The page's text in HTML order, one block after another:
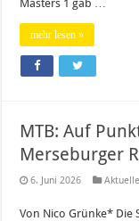
Masters 1 gab …
mehr lesen »
MTB: Auf
Merseburger
6. Juni 2026
Von Nico Grünke* Die